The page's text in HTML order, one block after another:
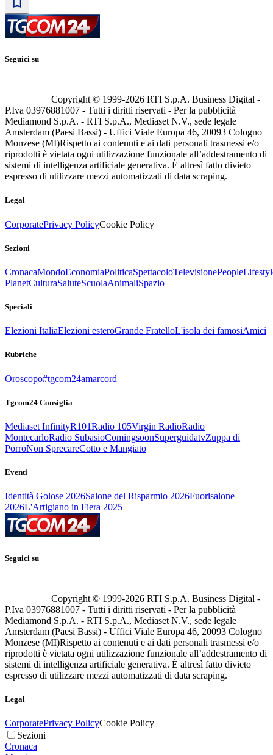
Seguici su
Copyright © 1999-2026 RTI S.p.A. Business Digital -
P.Iva 03976881007 - Tutti i diritti riservati - Per la pubblicità
Mediamond S.p.A. - RTI S.p.A., Mediaset N.V., sede legale
Amsterdam (Paesi Bassi) - Uffici Viale Europa 46, 20093 Cologno
Monzese (MI)Rispetto ai contenuti e ai dati personali trasmessi e/o
riprodotti è vietata ogni utilizzazione funzionale all’addestramento di
sistemi di intelligenza artificiale generativa. È altresì fatto divieto
espresso di utilizzare mezzi automatizzati di data scraping.
Legal
CorporatePrivacy PolicyCookie Policy
Sezioni
CronacaMondoEconomiaPoliticaSpettacoloTelevisionePeople
PlanetCulturaSaluteScuolaAnimaliSpazio
Speciali
Elezioni ItaliaElezioni esteroGrande FratelloL'isola dei famosiAmici
Rubriche
Oroscopo#tgcom24amarcord
Tgcom24 Consiglia
Mediaset InfinityR101Radio 105Virgin RadioRadio
MontecarloRadio SubasioComingsoonSuperguidatvZuppa di
PorroNon SprecareCotto e Mangiato
Eventi
Identità Golose 2026Salone del Risparmio 2026Fuorisalone
2026L'Artigiano in Fiera 2025
Seguici su
Copyright © 1999-2026 RTI S.p.A. Business Digital -
P.Iva 03976881007 - Tutti i diritti riservati - Per la pubblicità
Mediamond S.p.A. - RTI S.p.A., Mediaset N.V., sede legale
Amsterdam (Paesi Bassi) - Uffici Viale Europa 46, 20093 Cologno
Monzese (MI)Rispetto ai contenuti e ai dati personali trasmessi e/o
riprodotti è vietata ogni utilizzazione funzionale all’addestramento di
sistemi di intelligenza artificiale generativa. È altresì fatto divieto
espresso di utilizzare mezzi automatizzati di data scraping.
Legal
CorporatePrivacy PolicyCookie Policy
Sezioni
Cronaca